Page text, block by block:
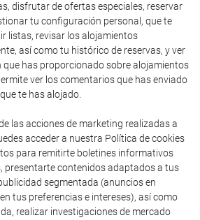
disfrutar de ofertas especiales, reservar
tu configuración personal, que te
listas, revisar los alojamientos
así como tu histórico de reservas, y ver
has proporcionado sobre alojamientos
ver los comentarios que has enviado
te has alojado.
las acciones de marketing realizadas a
acceder a nuestra Política de cookies
para remitirte boletines informativos
presentarte contenidos adaptados a tus
segmentada (anuncios en
tus preferencias e intereses), así como
realizar investigaciones de mercado